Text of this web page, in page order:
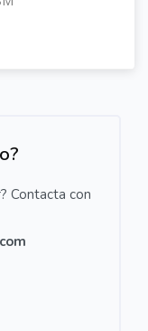
Contacta con